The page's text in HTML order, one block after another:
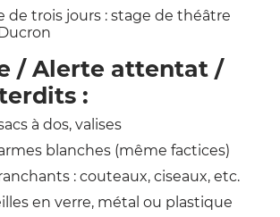
de trois jours : stage de théâtre
/ Alerte attentat /
:
à dos, valises
blanches (même factices)
: couteaux, ciseaux, etc.
en verre, métal ou plastique